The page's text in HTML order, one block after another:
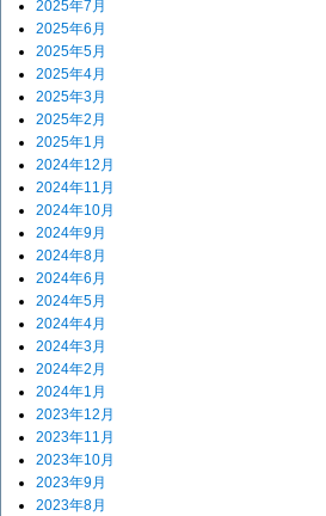
2025年7月
2025年6月
2025年5月
2025年4月
2025年3月
2025年2月
2025年1月
2024年12月
2024年11月
2024年10月
2024年9月
2024年8月
2024年6月
2024年5月
2024年4月
2024年3月
2024年2月
2024年1月
2023年12月
2023年11月
2023年10月
2023年9月
2023年8月